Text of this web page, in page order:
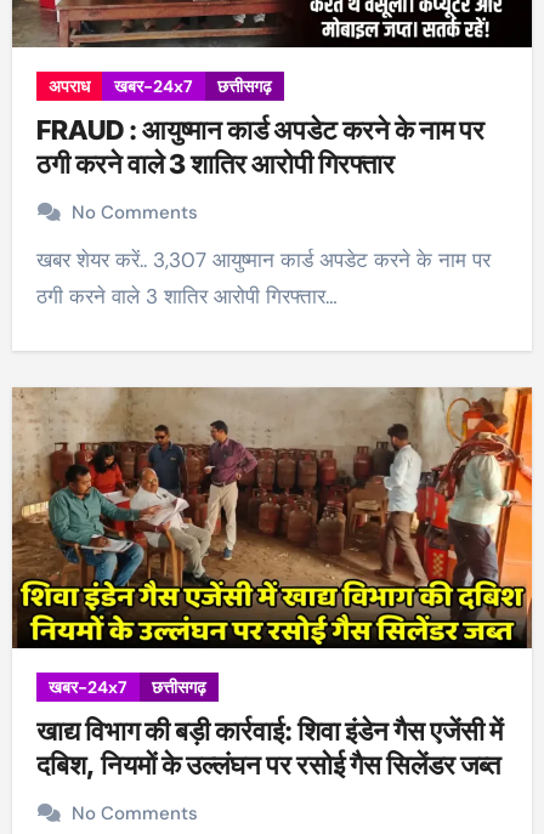
अपराध खबर-24x7 छत्तीसगढ़
FRAUD : आयुष्मान कार्ड अपडेट करने के नाम पर
ठगी करने वाले 3 शातिर आरोपी गिरफ्तार
No Comments
खबर शेयर करें.. 3,307 आयुष्मान कार्ड अपडेट करने के नाम पर
ठगी करने वाले 3 शातिर आरोपी गिरफ्तार…
खबर-24x7 छत्तीसगढ़
खाद्य विभाग की बड़ी कार्रवाई: शिवा इंडेन गैस एजेंसी में
दबिश, नियमों के उल्लंघन पर रसोई गैस सिलेंडर जब्त
No Comments